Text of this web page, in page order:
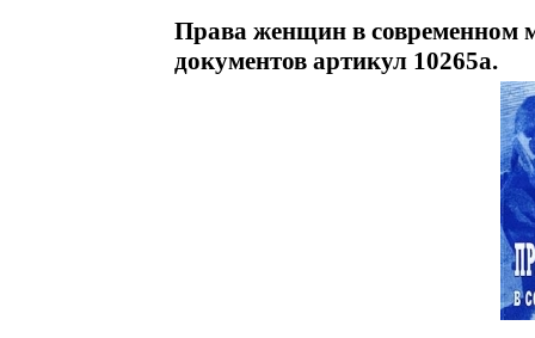
Права женщин в современном
документов артикул 10265a.